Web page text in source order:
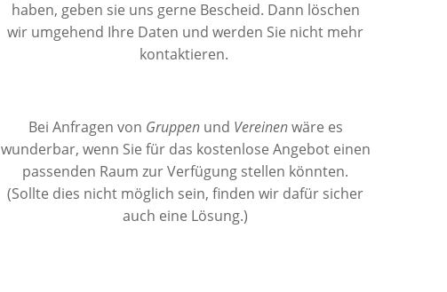
haben, geben sie uns gerne Bescheid. Dann löschen
wir umgehend Ihre Daten und werden Sie nicht mehr
kontaktieren.
Bei Anfragen von Gruppenund Vereinenwäre es
wunderbar, wenn Sie für das kostenlose Angebot einen
passenden Raum zur Verfügung stellen könnten.
(Sollte dies nicht möglich sein, finden wir dafür sicher
auch eine Lösung.)